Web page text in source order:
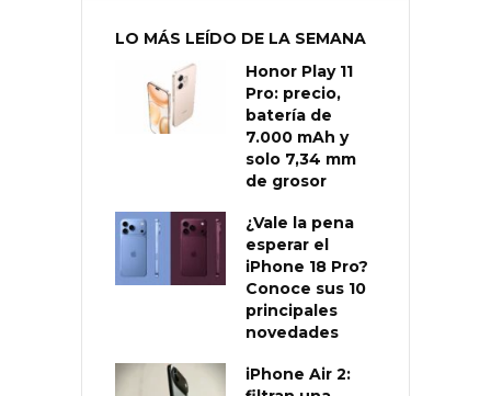
LO MÁS LEÍDO DE LA SEMANA
Honor Play 11
Pro: precio,
batería de
7.000 mAh y
solo 7,34 mm
de grosor
¿Vale la pena
esperar el
iPhone 18 Pro?
Conoce sus 10
principales
novedades
iPhone Air 2: